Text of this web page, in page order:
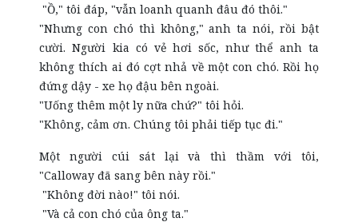
"Ồ," tôi đáp, "vẫn loanh quanh đâu đó thôi."
"Nhưng con chó thì không," anh ta nói, rồi bật
cười. Người kia có vẻ hơi sốc, như thể anh ta
không thích ai đó cợt nhả về một con chó. Rồi họ
đứng dậy - xe họ đậu bên ngoài.
"Uống thêm một ly nữa chứ?" tôi hỏi.
"Không, cảm ơn. Chúng tôi phải tiếp tục đi."
Một người cúi sát lại và thì thầm với tôi,
"Calloway đã sang bên này rồi."
"Không đời nào!" tôi nói.
"Và cả con chó của ông ta."